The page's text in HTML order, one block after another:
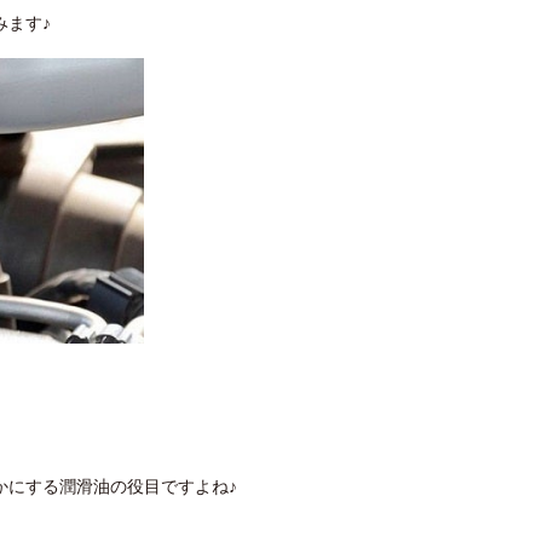
ます♪
する潤滑油の役目ですよね♪